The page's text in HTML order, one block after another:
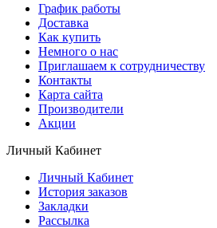
График работы
Доставка
Как купить
Немного о нас
Приглашаем к сотрудничеству
Контакты
Карта сайта
Производители
Акции
Личный Кабинет
Личный Кабинет
История заказов
Закладки
Рассылка